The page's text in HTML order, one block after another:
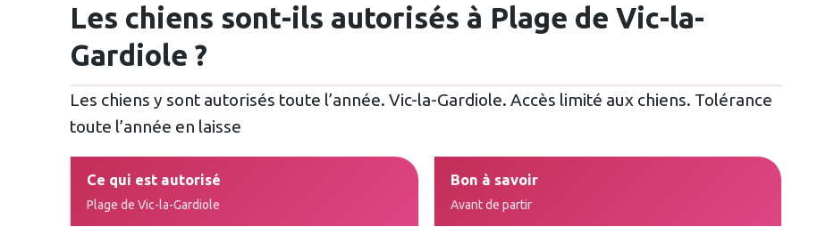
Les chiens sont-ils autorisés à Plage de Vic-la-
Gardiole ?
Les chiens y sont autorisés toute l’année. Vic-la-Gardiole. Accès limité aux chiens. Tolérance
toute l’année en laisse
Ce qui est autorisé
Plage de Vic-la-Gardiole
Bon à savoir
Avant de partir